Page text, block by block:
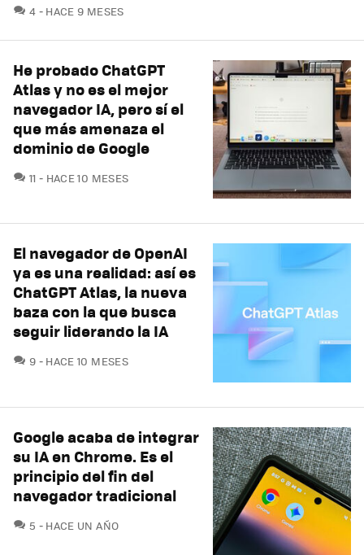
4 COMENTARIOS
HACE 9 MESES
He probado ChatGPT
Atlas y no es el mejor
navegador IA, pero sí el
que más amenaza el
dominio de Google
11 COMENTARIOS
HACE 10 MESES
El navegador de OpenAI
ya es una realidad: así es
ChatGPT Atlas, la nueva
baza con la que busca
seguir liderando la IA
9 COMENTARIOS
HACE 10 MESES
Google acaba de integrar
su IA en Chrome. Es el
principio del fin del
navegador tradicional
5 COMENTARIOS
HACE UN AÑO